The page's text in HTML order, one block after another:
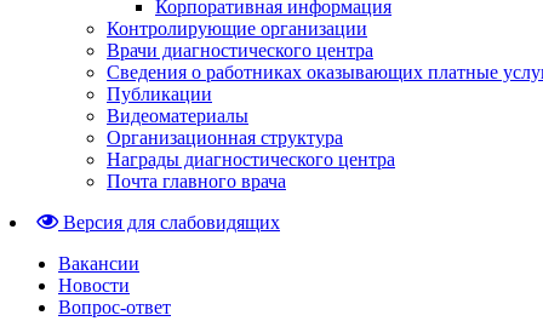
Корпоративная информация
Контролирующие организации
Врачи диагностического центра
Сведения о работниках оказывающих платные
Публикации
Видеоматериалы
Организационная структура
Награды диагностического центра
Почта главного врача
Версия для слабовидящих
Вакансии
Новости
Вопрос-ответ